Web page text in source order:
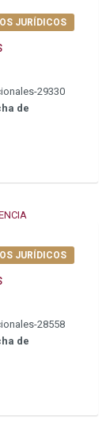
JURÍDICOS
29330
de
JURÍDICOS
28558
de